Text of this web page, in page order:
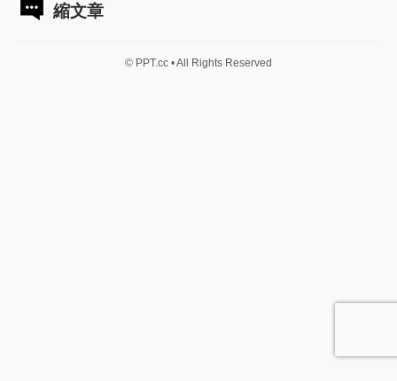
縮文章
© PPT.cc • All Rights Reserved